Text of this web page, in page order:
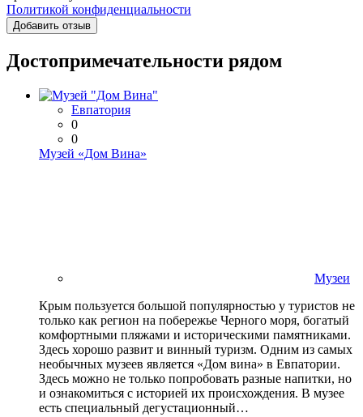
Политикой конфиденциальности
Добавить отзыв
Достопримечательности рядом
Евпатория
0
0
Музей «Дом Вина»
Музеи
Крым пользуется большой популярностью у туристов не
только как регион на побережье Черного моря, богатый
комфортными пляжами и историческими памятниками.
Здесь хорошо развит и винный туризм. Одним из самых
необычных музеев является «Дом вина» в Евпатории.
Здесь можно не только попробовать разные напитки, но
и ознакомиться с историей их происхождения. В музее
есть специальный дегустационный…